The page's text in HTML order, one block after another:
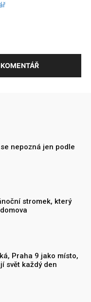
nepozná jen podle
stromek, který
Praha 9 jako místo,
svět každý den